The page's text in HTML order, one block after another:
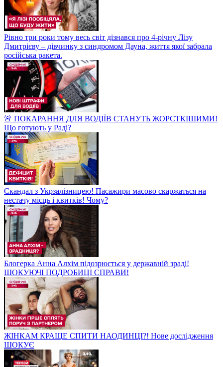
Рівно три роки тому весь світ дізнався про 4-річну Лізу
Дмитрієву – дівчинку з синдромом Дауна, життя якої забрала
російська ракета.
🚨 ПОКАРАННЯ ДЛЯ ВОДІЇВ СТАНУТЬ ЖОРСТКІШИМИ!
Що готують у Раді?
Скандал з Укрзалізницею! Пасажири масово скаржаться на
нестачу місць і квитків! Чому?
Блогерка Анна Алхім підозрюється у державній зраді!
ШОКУЮЧІ ПОДРОБИЦІ СПРАВИ!
ЖІНКАМ КРАЩЕ СПИТИ НАОДИНЦІ?! Нове дослідження
ШОКУЄ